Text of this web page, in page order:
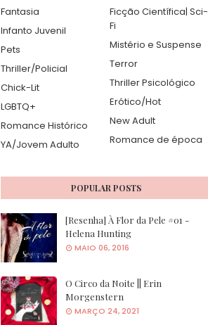
Fantasia
Ficção Científica| Sci-
Fi
Infanto Juvenil
Mistério e Suspense
Pets
Terror
Thriller/Policial
Thriller Psicológico
Chick-Lit
Erótico/Hot
LGBTQ+
New Adult
Romance Histórico
Romance de época
YA/Jovem Adulto
POPULAR POSTS
[Resenha] À Flor da Pele #01 -
Helena Hunting
MAIO 06, 2016
O Circo da Noite || Erin
Morgenstern
MARÇO 24, 2021